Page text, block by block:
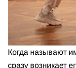
Когда называют
сразу возникает